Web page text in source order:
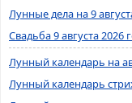
Лунные дела на 9
Свадьба 9 августа 2026
Лунный календарь на
Лунный календарь